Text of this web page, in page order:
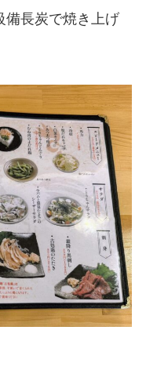
備長炭で焼き上げ